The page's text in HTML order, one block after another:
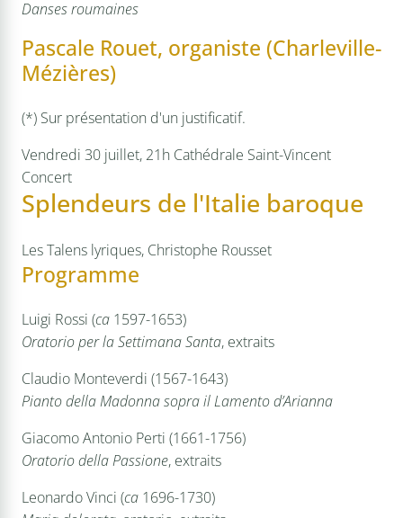
Danses roumaines
Pascale Rouet, organiste (Charleville-
Mézières)
(*) Sur présentation d'un justificatif.
Vendredi 30 juillet, 21h Cathédrale Saint-Vincent
Concert
Splendeurs de l'Italie baroque
Les Talens lyriques, Christophe Rousset
Programme
Luigi Rossi (ca 1597-1653)
Oratorio per la Settimana Santa, extraits
Claudio Monteverdi (1567-1643)
Pianto della Madonna sopra il Lamento d’Arianna
Giacomo Antonio Perti (1661-1756)
Oratorio della Passione, extraits
Leonardo Vinci (ca 1696-1730)